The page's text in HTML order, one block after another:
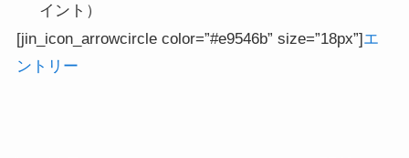
イント）
[jin_icon_arrowcircle color=”#e9546b” size=”18px”]エ
ントリー